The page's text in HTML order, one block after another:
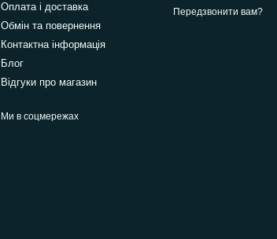
Оплата і доставка
Обмін та повернення
Контактна інформація
Блог
Відгуки про магазин
Ми в соцмережах
Передзвонити вам?